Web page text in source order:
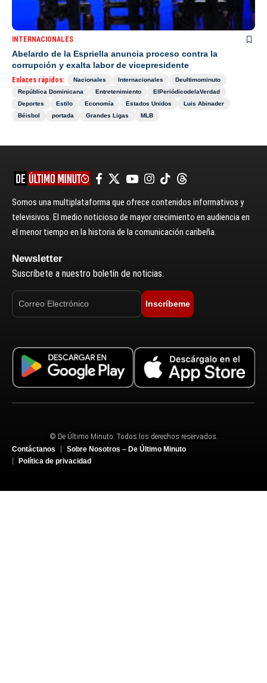
INTERNACIONALES
Abelardo de la Espriella anuncia proceso contra la
corrupción y exalta labor de vicepresidente
Enlaces rápidos: Nacionales Internacionales
Deultimominuto
República Dominicana
Entretenimiento
ElPeriódicodelaVerdad
Deportes
Estilo Economía Estados Unidos
Luis Abinader
Béisbol
portada Grandes Ligas MLB
Somos una multiplataforma que ofrece contenidos informativos y
televisivos. El medio noticioso de mayor crecimiento en audiencia en
el menor tiempo en la historia de la comunicación caribeña.
Newsletter
Suscríbete a nuestro boletín de noticias.
Inscríbeme
© De Último Minuto. Todos los derechos reservados.
Contáctanos
Sobre Nosotros – De Último Minuto
Política de privacidad